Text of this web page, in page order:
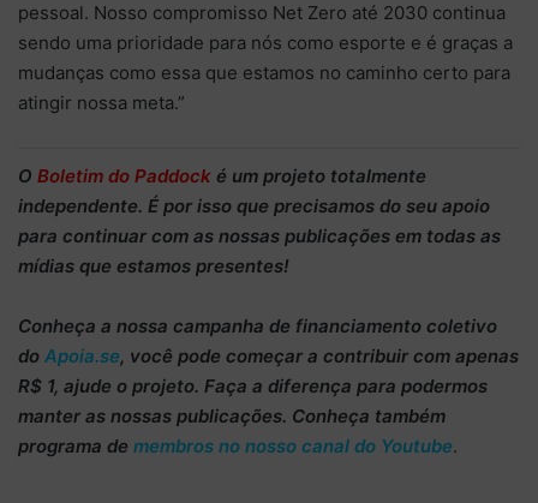
pessoal. Nosso compromisso Net Zero até 2030 continua
sendo uma prioridade para nós como esporte e é graças a
mudanças como essa que estamos no caminho certo para
atingir nossa meta.”
O Boletim do Paddock é um projeto totalmente
independente. É por isso que precisamos do seu apoio
para continuar com as nossas publicações em todas as
mídias que estamos presentes!
Conheça a nossa campanha de financiamento coletivo
do Apoia.se, você pode começar a contribuir com apenas
R$ 1, ajude o projeto. Faça a diferença para podermos
manter as nossas publicações. Conheça também
programa de membros no nosso canal do Youtube.